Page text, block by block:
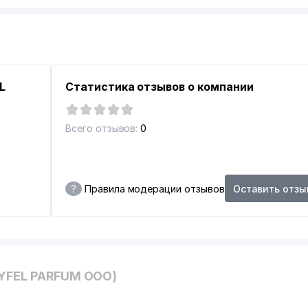
ПЕРЕВОЗЧИКОВ УЗБЕКИСТАНА
Статистика отзывов о компании
Всего отзывов: 0
? Правила модерации отзывов Оставить
PARFUM ООО)